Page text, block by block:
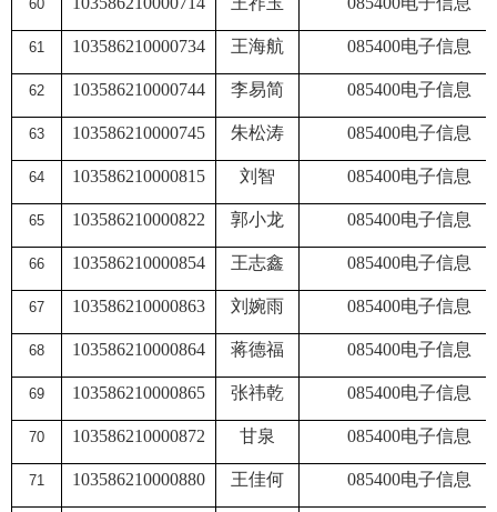
60
61 103586210000734 王海航 085400电子信息
62 103586210000744 李易简 085400电子信息
63 103586210000745 朱松涛 085400电子信息
64 103586210000815 刘智 085400电子信息
65 103586210000822 郭小龙 085400电子信息
66 103586210000854 王志鑫 085400电子信息
67 103586210000863 刘婉雨 085400电子信息
68 103586210000864 蒋德福 085400电子信息
69 103586210000865 张祎乾 085400电子信息
70 103586210000872 甘泉 085400电子信息
71 103586210000880 王佳何 085400电子信息